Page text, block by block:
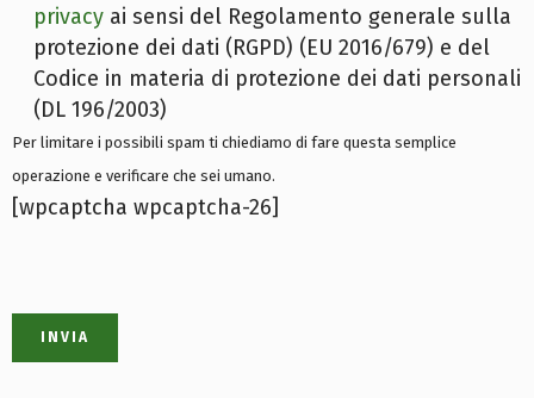
privacy ai sensi del Regolamento generale sulla
protezione dei dati (RGPD) (EU 2016/679) e del
Codice in materia di protezione dei dati personali
(DL 196/2003)
Per limitare i possibili spam ti chiediamo di fare questa semplice
operazione e verificare che sei umano.
[wpcaptcha wpcaptcha-26]